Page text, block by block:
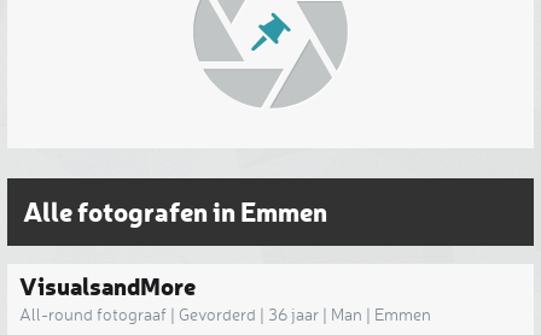
Alle fotografen in Emmen
VisualsandMore
All-round fotograaf | Gevorderd | 36 jaar | Man | Emmen